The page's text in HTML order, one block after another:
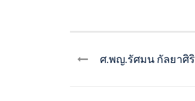
ศ.พญ.รัศมน กัลยาศิริ